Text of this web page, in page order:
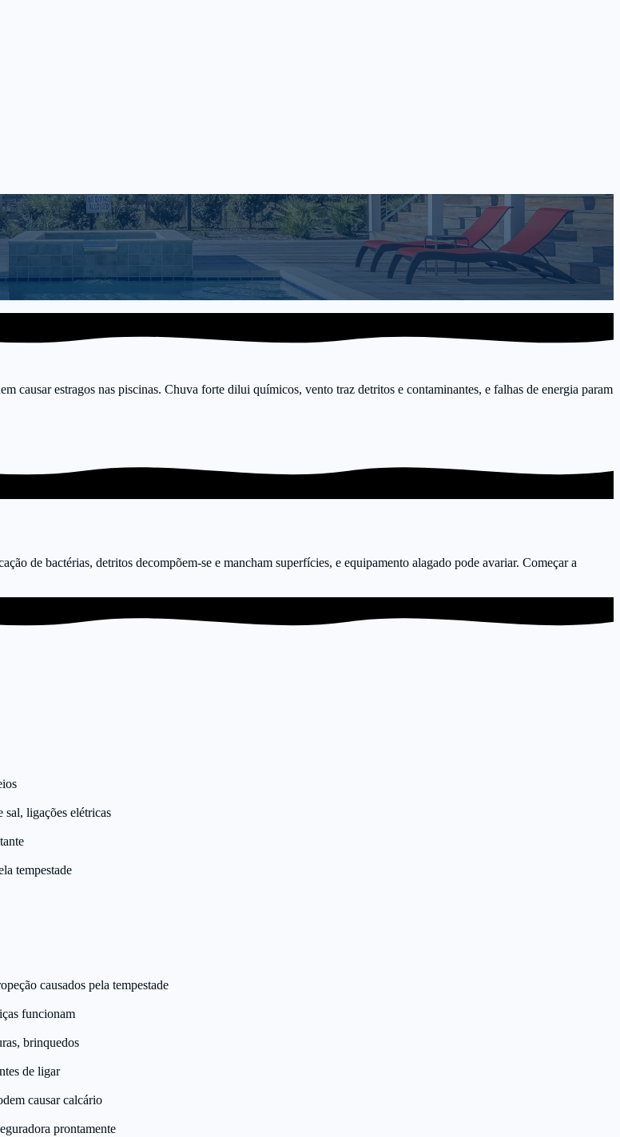
causar estragos nas piscinas. Chuva forte dilui químicos, vento traz detritos e contaminantes, e falhas de energia param
de bactérias, detritos decompõem-se e mancham superfícies, e equipamento alagado pode avariar. Começar a
ligações elétricas
tempestade
causados pela tempestade
funcionam
brinquedos
de ligar
causar calcário
prontamente